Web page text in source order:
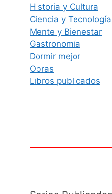
Historia y Cultura
Ciencia y Tecnología
Mente y Bienestar
Gastronomía
Dormir mejor
Obras
Libros publicados